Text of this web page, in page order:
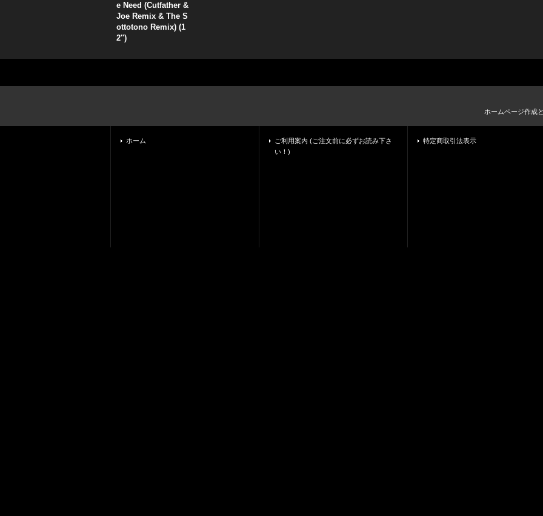
e Need (Cutfather &
Joe Remix & The S
ottotono Remix) (1
2'')
ホームページ作成
ホーム
ご利用案内 (ご注文前に必ずお読み下さ
い！)
特定商取引法表示